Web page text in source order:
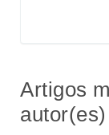
Artigos
autor(es)